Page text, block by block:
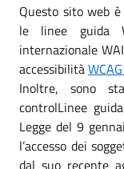
Questo sito web
le linee guida
internazionale
accessibilità
Inoltre, sono
controlLinee
Legge del 9
l’accesso dei
dal suo recente